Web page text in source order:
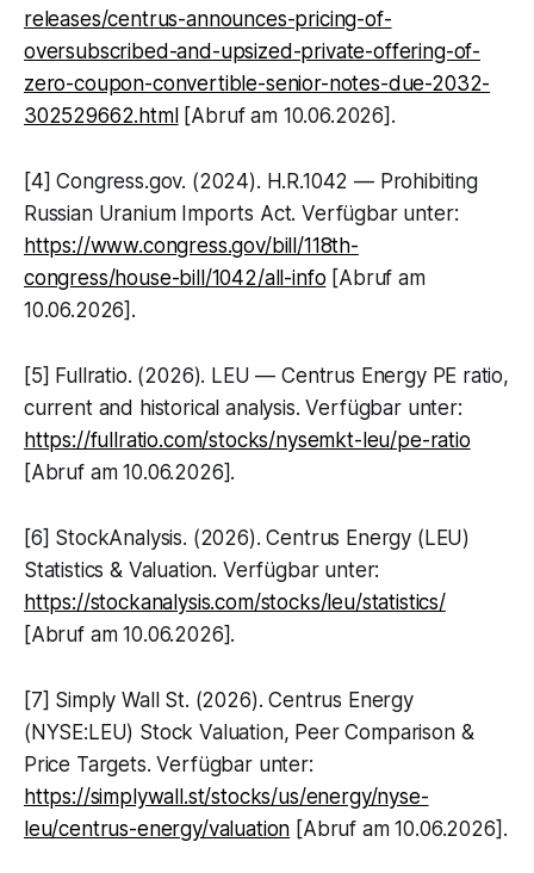
releases/centrus-announces-pricing-of-
oversubscribed-and-upsized-private-offering-of-
zero-coupon-convertible-senior-notes-due-2032-
302529662.html[Abruf am 10.06.2026].
[4] Congress.gov. (2024). H.R.1042 — Prohibiting
Russian Uranium Imports Act. Verfügbar unter:
https://www.congress.gov/bill/118th-
congress/house-bill/1042/all-info [Abruf am
10.06.2026].
[5] Fullratio. (2026). LEU — Centrus Energy PE ratio,
current and historical analysis. Verfügbar unter:
https://fullratio.com/stocks/nysemkt-leu/pe-ratio
[Abruf am 10.06.2026].
[6] StockAnalysis. (2026). Centrus Energy (LEU)
Statistics & Valuation. Verfügbar unter:
https://stockanalysis.com/stocks/leu/statistics/
[Abruf am 10.06.2026].
[7] Simply Wall St. (2026). Centrus Energy
(NYSE:LEU) Stock Valuation, Peer Comparison &
Price Targets. Verfügbar unter:
https://simplywall.st/stocks/us/energy/nyse-
leu/centrus-energy/valuation [Abruf am 10.06.2026].